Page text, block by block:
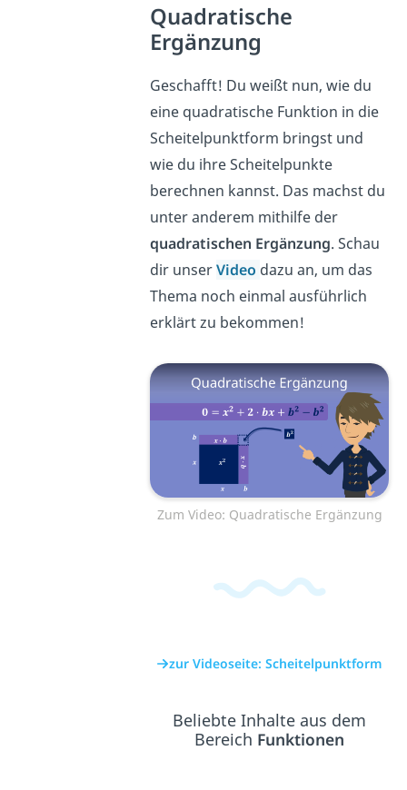
Quadratische
Ergänzung
Geschafft! Du weißt nun, wie du
eine quadratische Funktion in die
Scheitelpunktform bringst und
wie du ihre Scheitelpunkte
berechnen kannst. Das machst du
unter anderem mithilfe der
quadratischen Ergänzung. Schau
dir unserVideo dazu an, um das
Thema noch einmal ausführlich
erklärt zu bekommen!
Zum Video: Quadratische Ergänzung
zur Videoseite: Scheitelpunktform
Beliebte Inhalte aus dem
Bereich Funktionen